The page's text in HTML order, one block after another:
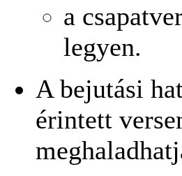
a
legyen.
A bejutási
érintett